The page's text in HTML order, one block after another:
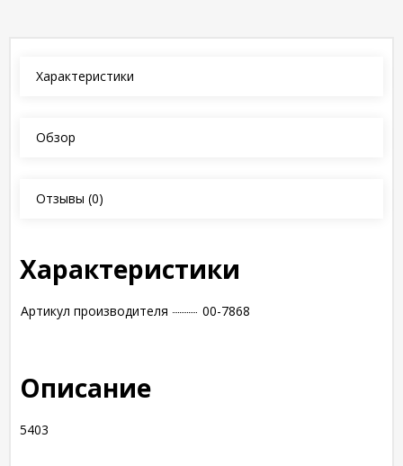
Характеристики
Обзор
Отзывы (0)
Характеристики
Артикул производителя 00-7868
Описание
5403